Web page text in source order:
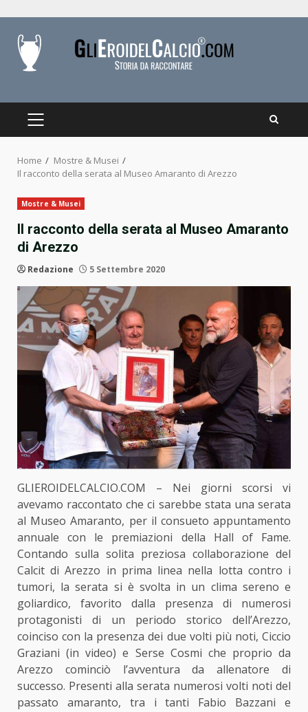
content
PRIMARY
Home
Mostre & Musei
Il racconto della serata al Museo Amaranto di Arezzo
Mostre & Musei
Il racconto della serata al Museo Amaranto
di Arezzo
Redazione 5 Settembre 2020
GLIEROIDELCALCIO.COM – Nei giorni scorsi vi
avevamo raccontato che ci sarebbe stata una serata
al Museo Amaranto, per il consueto appuntamento
annuale con le premiazioni della Hall of Fame.
Contando sulla solita preziosa collaborazione del
Calcit di Arezzo in prima linea nella lotta contro i
tumori, la serata si è svolta in un clima sereno e
goliardico, favorito dalla presenza di numerosi
protagonisti di un periodo storico dell’Arezzo,
coinciso con la presenza dei due volti più noti, Ciccio
Graziani (in video) e Serse Cosmi che proprio da
Arezzo cominciò l’avventura da allenatore di
successo. Presenti alla serata numerosi volti noti del
passato amaranto, tra i tanti Fabio Bazzani e